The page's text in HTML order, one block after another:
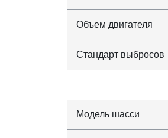
Объем двигателя
Стандарт выбросов
Модель шасси